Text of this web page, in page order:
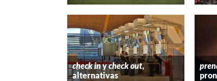
check inycheck out,
alternativas